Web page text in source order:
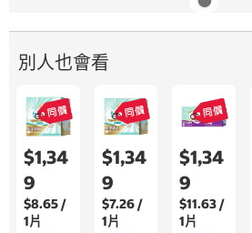
別人也會看
$1,34
9
$8.65 /
1片
$1,34
9
$7.26 /
1片
$1,34
9
$11.63 /
1片